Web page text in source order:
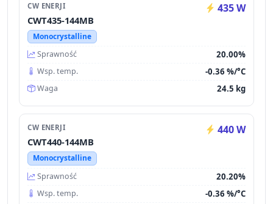
CW ENERJI 435 W
CWT435-144MB
Monocrystalline
Sprawność
20.00%
Wsp. temp. -0.36 %/°C
Waga 24.5 kg
CW ENERJI 440 W
CWT440-144MB
Monocrystalline
Sprawność
20.20%
Wsp. temp. -0.36 %/°C